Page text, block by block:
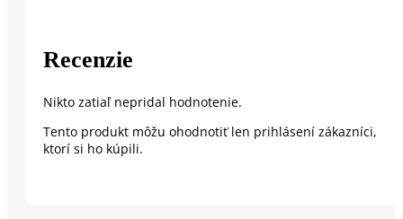
Recenzie
Nikto zatiaľ nepridal hodnotenie.
Tento produkt môžu ohodnotiť len prihlásení zákazníci,
ktorí si ho kúpili.